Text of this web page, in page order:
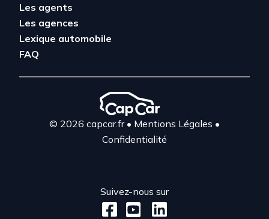
Les agents
Les agences
Lexique automobile
FAQ
© 2026 capcar.fr• Mentions Légales •
Confidentialité
Suivez-nous sur